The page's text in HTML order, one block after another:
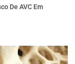
De AVC Em